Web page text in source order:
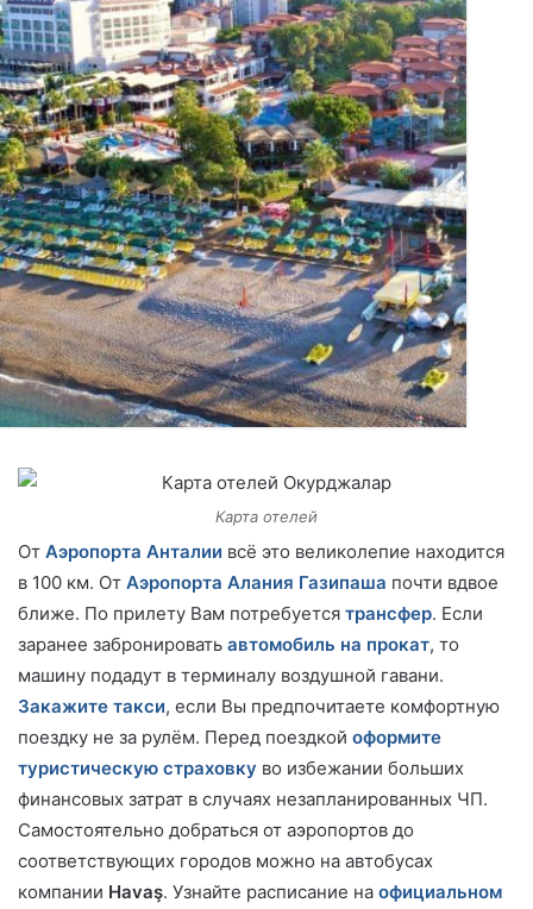
Карта отелей
От Аэропорта Анталии всё это великолепие находится
в 100 км. От Аэропорта Алания Газипаша почти вдвое
ближе. По прилету Вам потребуется трансфер. Если
заранее забронировать автомобиль на прокат, то
машину подадут в терминалу воздушной гавани.
Закажите такси, если Вы предпочитаете комфортную
поездку не за рулём. Перед поездкой оформите
туристическую страховку во избежании больших
финансовых затрат в случаях незапланированных ЧП.
Самостоятельно добраться от аэропортов до
соответствующих городов можно на автобусах
компании Havaş. Узнайте расписание на официальном